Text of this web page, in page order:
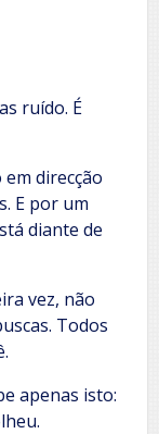
ruído. É
direcção
E por um
diante de
vez, não
Todos
apenas isto: